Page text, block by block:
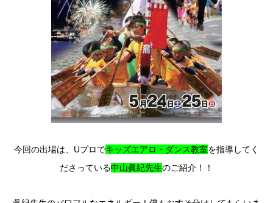
今回の出場は、Uプロでキッズエアロ・ダンス教室を指導してく
ださっている中山眞紀先生のご紹介！！